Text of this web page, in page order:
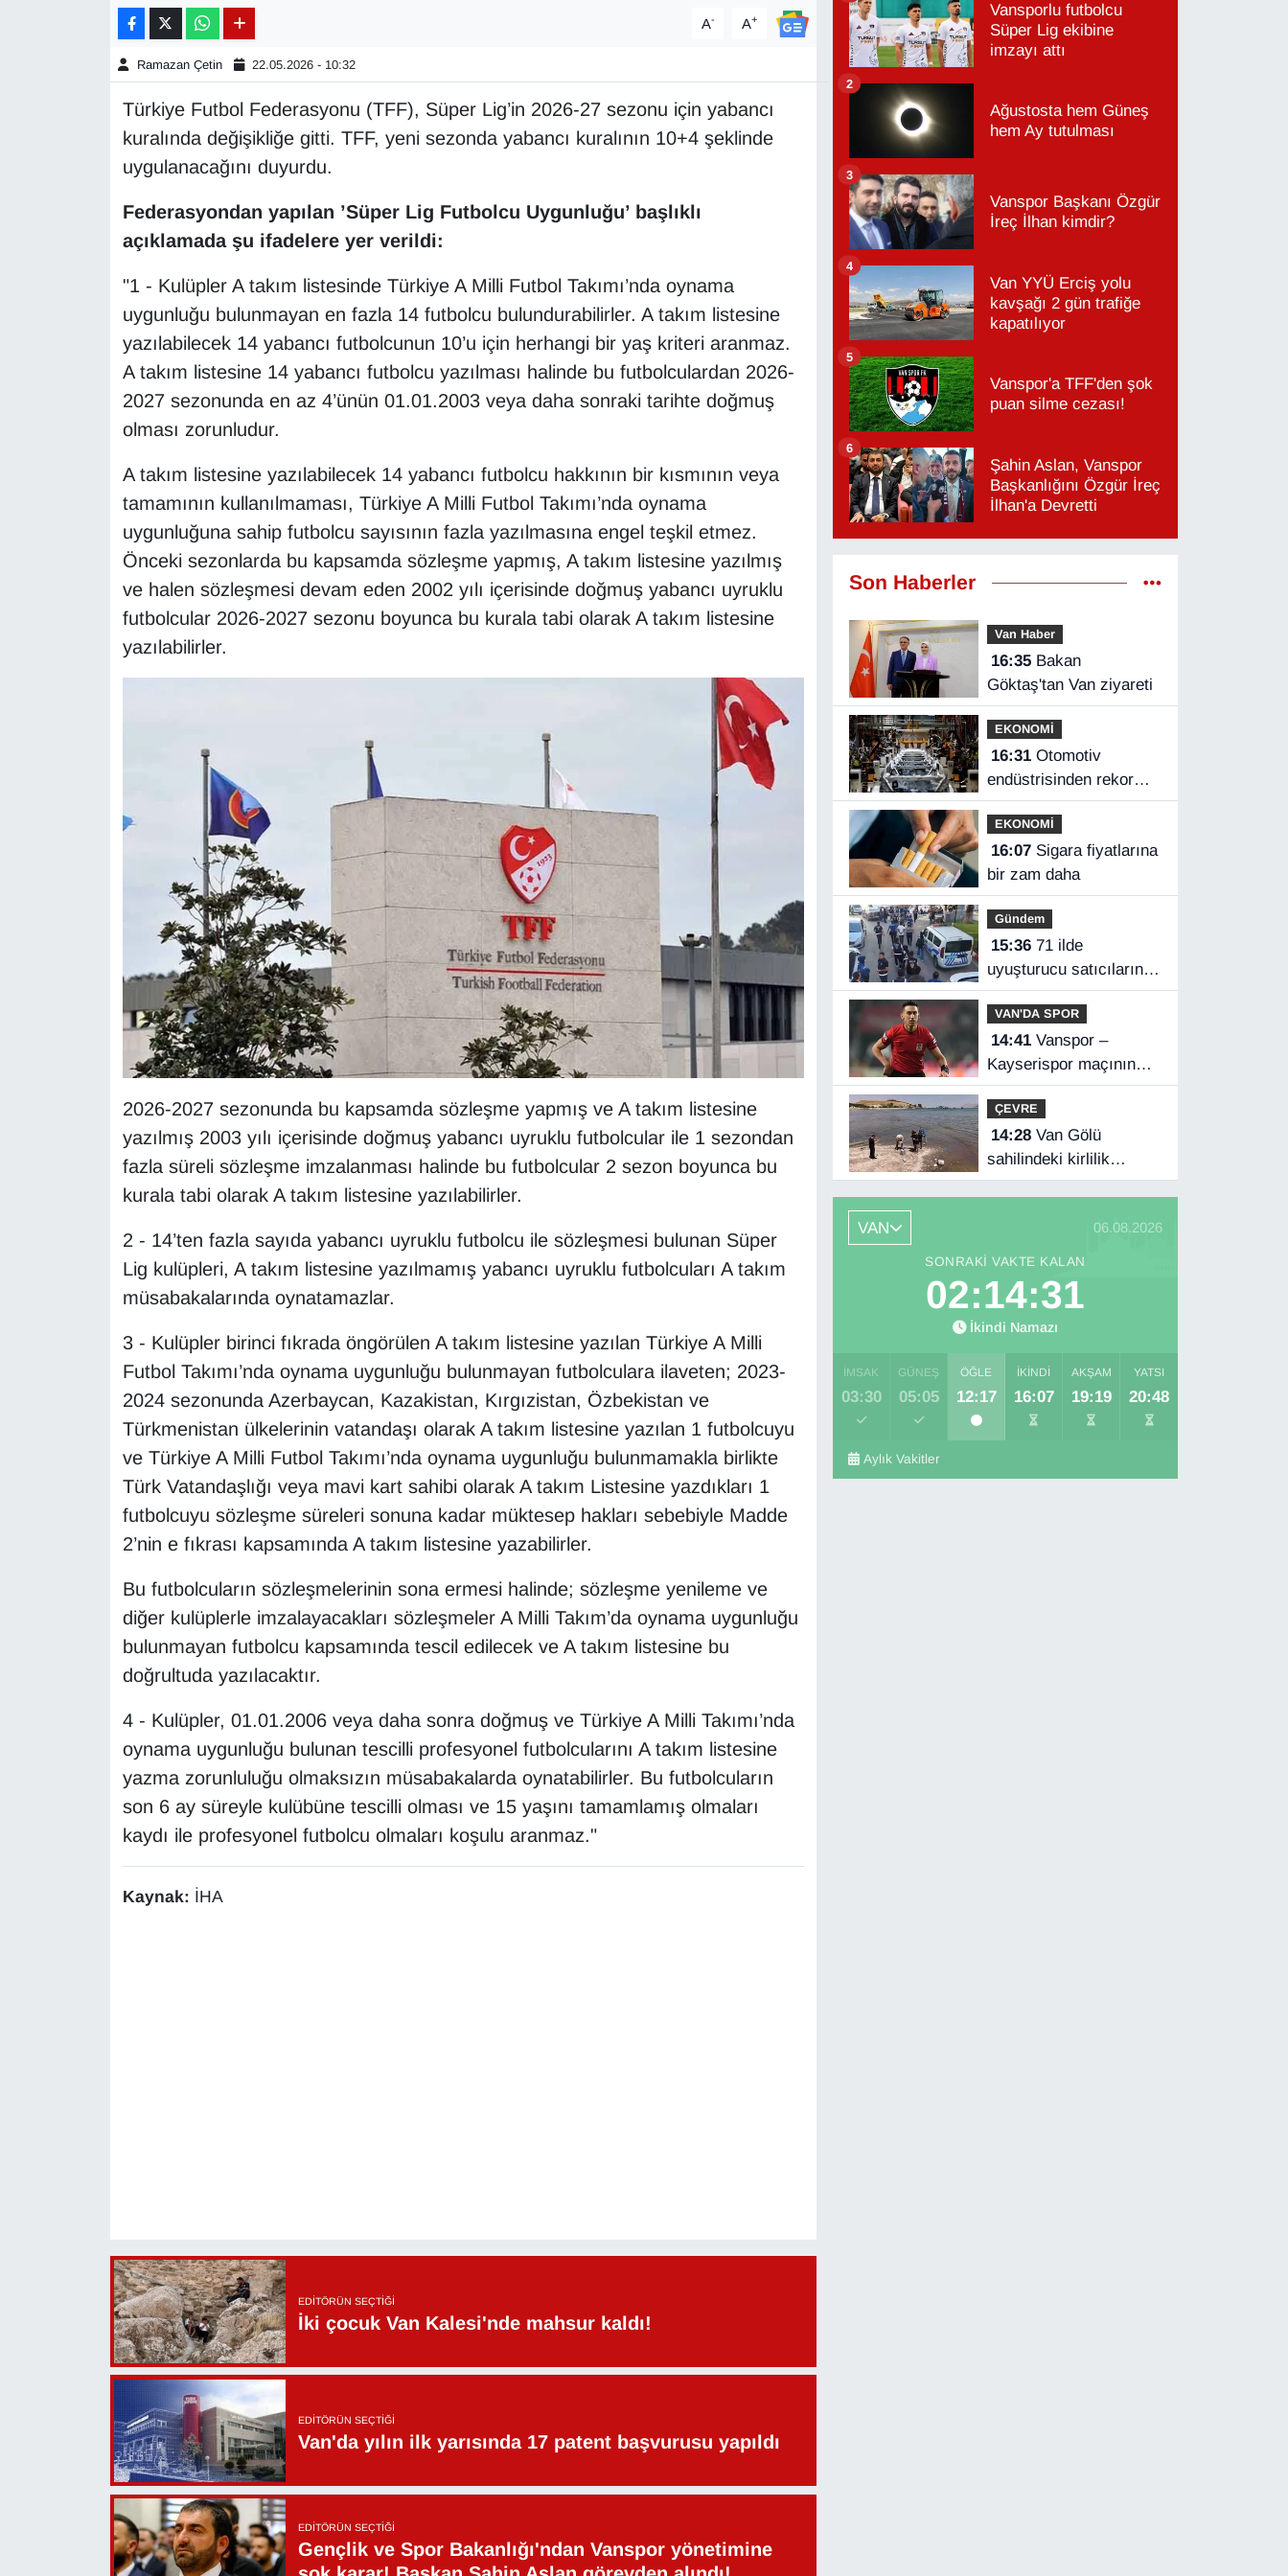
A- A+
Ramazan Çetin 22.05.2026 - 10:32
Türkiye Futbol Federasyonu (TFF), Süper Lig’in 2026-27 sezonu için yabancı
kuralında değişikliğe gitti. TFF, yeni sezonda yabancı kuralının 10+4 şeklinde
uygulanacağını duyurdu.
Federasyondan yapılan ’Süper Lig Futbolcu Uygunluğu’ başlıklı
açıklamada şu ifadelere yer verildi:
"1 - Kulüpler A takım listesinde Türkiye A Milli Futbol Takımı’nda oynama
uygunluğu bulunmayan en fazla 14 futbolcu bulundurabilirler. A takım listesine
yazılabilecek 14 yabancı futbolcunun 10’u için herhangi bir yaş kriteri aranmaz.
A takım listesine 14 yabancı futbolcu yazılması halinde bu futbolculardan 2026-
2027 sezonunda en az 4’ünün 01.01.2003 veya daha sonraki tarihte doğmuş
olması zorunludur.
A takım listesine yazılabilecek 14 yabancı futbolcu hakkının bir kısmının veya
tamamının kullanılmaması, Türkiye A Milli Futbol Takımı’nda oynama
uygunluğuna sahip futbolcu sayısının fazla yazılmasına engel teşkil etmez.
Önceki sezonlarda bu kapsamda sözleşme yapmış, A takım listesine yazılmış
ve halen sözleşmesi devam eden 2002 yılı içerisinde doğmuş yabancı uyruklu
futbolcular 2026-2027 sezonu boyunca bu kurala tabi olarak A takım listesine
yazılabilirler.
2026-2027 sezonunda bu kapsamda sözleşme yapmış ve A takım listesine
yazılmış 2003 yılı içerisinde doğmuş yabancı uyruklu futbolcular ile 1 sezondan
fazla süreli sözleşme imzalanması halinde bu futbolcular 2 sezon boyunca bu
kurala tabi olarak A takım listesine yazılabilirler.
2 - 14’ten fazla sayıda yabancı uyruklu futbolcu ile sözleşmesi bulunan Süper
Lig kulüpleri, A takım listesine yazılmamış yabancı uyruklu futbolcuları A takım
müsabakalarında oynatamazlar.
3 - Kulüpler birinci fıkrada öngörülen A takım listesine yazılan Türkiye A Milli
Futbol Takımı’nda oynama uygunluğu bulunmayan futbolculara ilaveten; 2023-
2024 sezonunda Azerbaycan, Kazakistan, Kırgızistan, Özbekistan ve
Türkmenistan ülkelerinin vatandaşı olarak A takım listesine yazılan 1 futbolcuyu
ve Türkiye A Milli Futbol Takımı’nda oynama uygunluğu bulunmamakla birlikte
Türk Vatandaşlığı veya mavi kart sahibi olarak A takım Listesine yazdıkları 1
futbolcuyu sözleşme süreleri sonuna kadar müktesep hakları sebebiyle Madde
2’nin e fıkrası kapsamında A takım listesine yazabilirler.
Bu futbolcuların sözleşmelerinin sona ermesi halinde; sözleşme yenileme ve
diğer kulüplerle imzalayacakları sözleşmeler A Milli Takım’da oynama uygunluğu
bulunmayan futbolcu kapsamında tescil edilecek ve A takım listesine bu
doğrultuda yazılacaktır.
4 - Kulüpler, 01.01.2006 veya daha sonra doğmuş ve Türkiye A Milli Takımı’nda
oynama uygunluğu bulunan tescilli profesyonel futbolcularını A takım listesine
yazma zorunluluğu olmaksızın müsabakalarda oynatabilirler. Bu futbolcuların
son 6 ay süreyle kulübüne tescilli olması ve 15 yaşını tamamlamış olmaları
kaydı ile profesyonel futbolcu olmaları koşulu aranmaz."
Kaynak: İHA
EDITÖRÜN SEÇTIĞI
İki çocuk Van Kalesi'nde mahsur kaldı!
EDITÖRÜN SEÇTIĞI
Van'da yılın ilk yarısında 17 patent başvurusu yapıldı
EDITÖRÜN SEÇTIĞI
Gençlik ve Spor Bakanlığı'ndan Vanspor yönetimine
Vansporlu futbolcu
Süper Lig ekibine
imzayı attı
Ağustosta hem Güneş
hem Ay tutulması
2
Vanspor Başkanı Özgür
İreç İlhan kimdir?
3
Van YYÜ Erciş yolu
kavşağı 2 gün trafiğe
kapatılıyor
4
Vanspor'a TFF'den şok
puan silme cezası!
5
Şahin Aslan, Vanspor
Başkanlığını Özgür İreç
İlhan'a Devretti
6
Son Haberler
Van Haber
16:35Bakan
Göktaş'tan Van ziyareti
EKONOMİ
16:31Otomotiv
endüstrisinden rekor
ihracat
EKONOMİ
16:07Sigara fiyatlarına
bir zam daha
Gündem
15:3671 ilde
uyuşturucu satıcılarına
operasyon
VAN'DA SPOR
14:41Vanspor –
Kayserispor maçının
hakemleri belli oldu
ÇEVRE
14:28Van Gölü
sahilindeki kirlilik
ihbarları üzerine
VAN
06.08.2026
SONRAKI VAKTE KALAN
02:14:30
İkindi Namazı
İMSAK
03:30
GÜNEŞ
05:05
ÖĞLE
12:17
İKINDI
16:07
AKŞAM
19:19
YATSI
20:48
Aylık Vakitler
Gündem
HABERDE İNSAN
Kamu Alımları
Kim Kimdir?
MAGAZİN
ONE EKONOMİ
POLİTİKA
Resmi İlanlar
TEKNOLOJİ
VAN'DA SPOR